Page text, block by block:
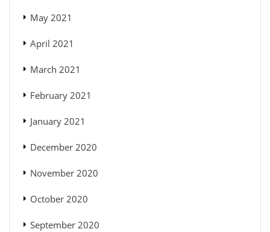
May 2021
April 2021
March 2021
February 2021
January 2021
December 2020
November 2020
October 2020
September 2020